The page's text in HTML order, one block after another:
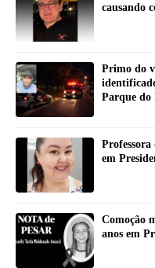
causando
Primo do
Parque do
em
Comoção
anos em